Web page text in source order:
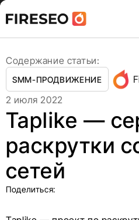
Skip
toСсылки
хлебных
Ссылки
хлебных
Taplike — сервис раскрутки
Содержание статьи:
SMM-ПРОДВИЖЕНИЕ
2 июля 2022
Taplike —
раскрутки
сетей
Поделиться: